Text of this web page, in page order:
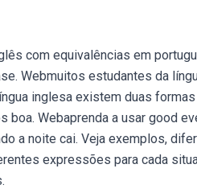
com equivalências em
Webmuitos estudantes da
inglesa existem duas
Webaprenda a usar good
a noite cai. Veja exemplos,
expressões para cada